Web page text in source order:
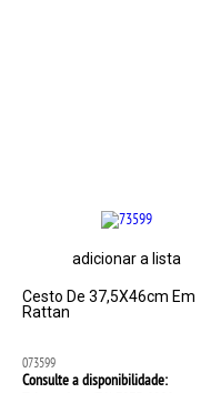
adicionar a lista
Cesto De 37,5X46cm Em
Rattan
073599
Consulte a disponibilidade: